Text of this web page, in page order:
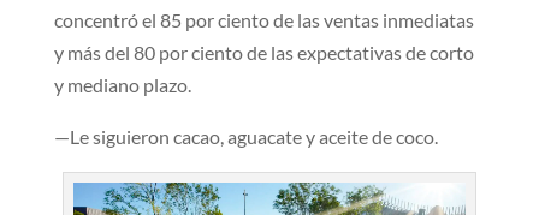
concentró el 85 por ciento de las ventas inmediatas
y más del 80 por ciento de las expectativas de corto
y mediano plazo.
—Le siguieron cacao, aguacate y aceite de coco.